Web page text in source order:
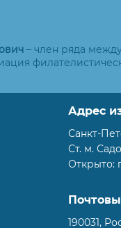
– член ряда
Адрес
Санкт-
Ст. м.
Открыто:
190031,